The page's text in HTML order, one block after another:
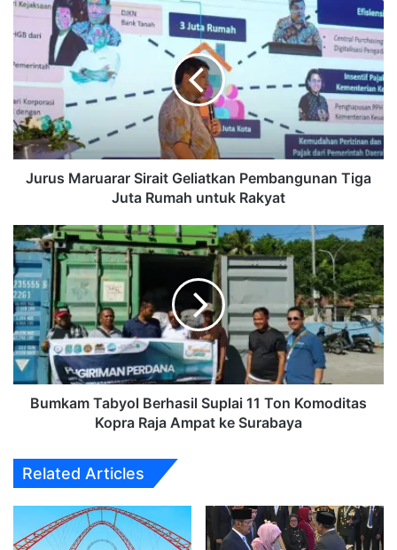
Jurus
Maruarar
Geliatkan
Pembangunan
Tiga
Juta
Rumah
untuk
Rakyat
Jurus Maruarar Sirait Geliatkan Pembangunan Tiga
Juta Rumah untuk Rakyat
Bumkam
Tabyol
Berhasil
Suplai
11
Ton
Komoditas
Kopra
Raja
Ampat
Bumkam Tabyol Berhasil Suplai 11 Ton Komoditas
Kopra Raja Ampat ke Surabaya
Related Articles